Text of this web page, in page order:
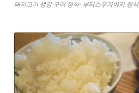
돼지고기 생강 구이 정식- 부타쇼우가야키 정식